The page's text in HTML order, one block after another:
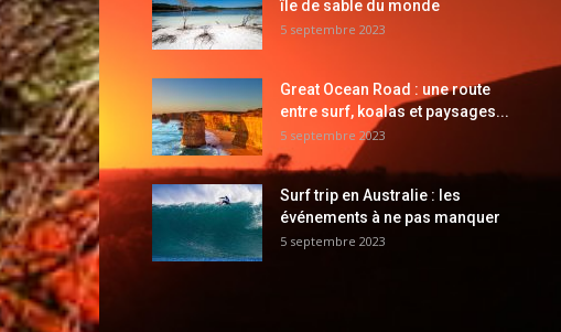
île de sable du monde
5 septembre 2023
Great Ocean Road : une route
entre surf, koalas et paysages...
5 septembre 2023
Surf trip en Australie : les
événements à ne pas manquer
5 septembre 2023